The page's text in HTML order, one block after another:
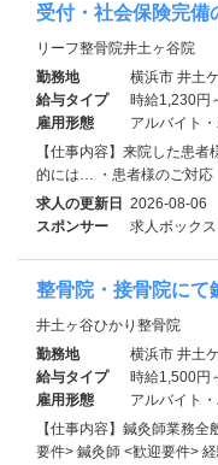
受付・社会保険完備
リーフ整骨院井土ヶ谷院
勤務地
横浜市 井土
給与タイプ
時給1,230円
雇用形態
アルバイト・
【仕事内容】来院した患
的には… ・患者様のご対応
求人の更新日 2026-08-06
スポンサー
求人ボックス
整骨院・接骨院にて
井土ヶ谷ひかり整骨院
勤務地
横浜市 井土
給与タイプ
時給1,500円
雇用形態
アルバイト・
【仕事内容】鍼灸師業務
要件> 鍼灸師 <歓迎要件>